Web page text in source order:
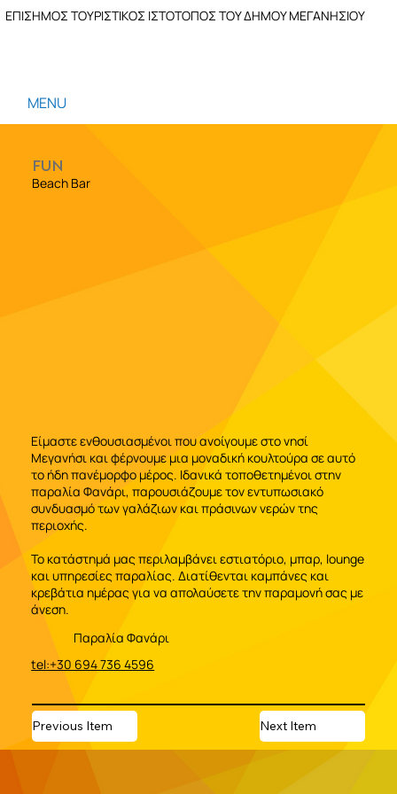
ΕΠΙΣΗΜΟΣ ΤΟΥΡΙΣΤΙΚΟΣ ΙΣΤΟΤΟΠΟΣ ΤΟΥ ΔΗΜΟΥ ΜΕΓΑΝΗΣΙΟΥ
MENU
FUN
Beach Bar
Είμαστε ενθουσιασμένοι που ανοίγουμε στο νησί
Μεγανήσι και φέρνουμε μια μοναδική κουλτούρα σε αυτό
το ήδη πανέμορφο μέρος. Ιδανικά τοποθετημένοι στην
παραλία Φανάρι, παρουσιάζουμε τον εντυπωσιακό
συνδυασμό των γαλάζιων και πράσινων νερών της
περιοχής.
Το κατάστημά μας περιλαμβάνει εστιατόριο, μπαρ, lounge
και υπηρεσίες παραλίας. Διατίθενται καμπάνες και
κρεβάτια ημέρας για να απολαύσετε την παραμονή σας με
άνεση.
Παραλία Φανάρι
tel:+30 694 736 4596
Next Item
Previous Item